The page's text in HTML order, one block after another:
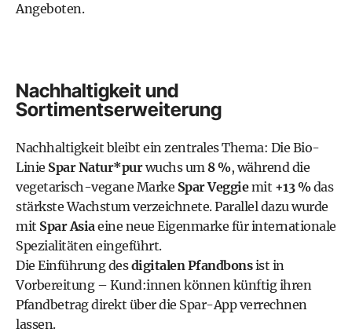
Angeboten.
Nachhaltigkeit und
Sortimentserweiterung
Nachhaltigkeit bleibt ein zentrales Thema: Die Bio-
Linie Spar Natur*purwuchs um 8 %, während die
vegetarisch-vegane Marke Spar Veggiemit +13 %das
stärkste Wachstum verzeichnete. Parallel dazu wurde
mit Spar Asiaeine neue Eigenmarke für internationale
Spezialitäten eingeführt.
Die Einführung desdigitalen Pfandbonsist in
Vorbereitung – Kund:innen können künftig ihren
Pfandbetrag direkt über die Spar-App verrechnen
lassen.